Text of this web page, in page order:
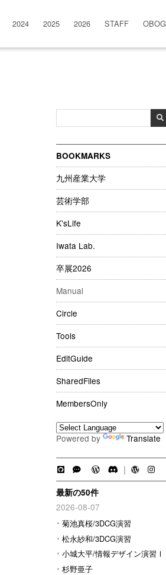
2024 2025 2026 STAFF OBOG
BOOKMARKS
九州産業大学
芸術学部
K'sLife
Iwata Lab.
卒展2026
Manual
Circle
Tools
EditGuide
SharedFiles
MembersOnly
Powered by Translate
｜
最新の50件
2026-08-07
菊池真桜/3DCG演習
松永紗和/3DCG演習
小城大平/情報デザイン演習Ⅰ
杉野亜子